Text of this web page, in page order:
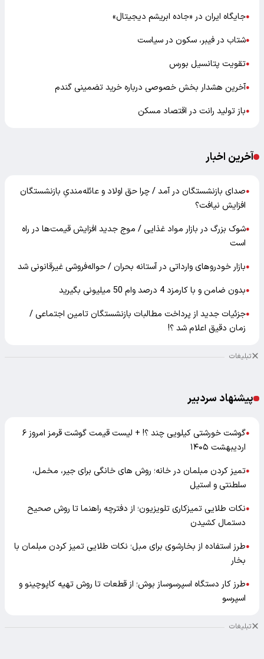
●جایگاه ایران در «جاده ابریشم دیجیتال»
●شتاب در فیبر، سکون در سیاست
●تقویت پتانسیل بورس
●آخرین هشدار بخش خصوصی درباره خرید تضمینی گندم
●باز تولید رانت در اقتصاد مسکن
آخرین اخبار
●صدای بازنشستگان در آمد / چرا حق اولاد و عائله‌مندیِ بازنشستگان
افزایش نیافت؟
●شوک بزرگ در بازار مواد غذایی / موج جدید افزایش قیمت‌ها در راه
است
●بازار خودرو‌های وارداتی در آستانه بحران / حواله‌فروشی غیرقانونی شد
●بدون ضامن و با کارمزد 4 درصد وام 50 میلیونی بگیرید
●جزئیات جدید از پرداخت مطالبات بازنشستگان تامین اجتماعی /
زمان دقیق اعلام شد ؟!
تبلیغات
پیشنهاد سردبیر
●
گوشت خورشتی کیلویی چند ؟! + لیست قیمت گوشت قرمز امروز ۶
اردیبهشت ۱۴۰۵
●تمیز کردن مبلمان در خانه؛ روش های خانگی برای جیر، مخمل،
سلطنتی و استیل
●نکات طلایی تمیزکاری تلویزیون؛ از دفترچه راهنما تا روش صحیح
دستمال کشیدن
●طرز استفاده از بخارشوی برای مبل؛ نکات طلایی تمیز کردن مبلمان با
بخار
●طرز کار دستگاه اسپرسوساز بوش؛ از قطعات تا روش تهیه کاپوچینو و
اسپرسو
تبلیغات